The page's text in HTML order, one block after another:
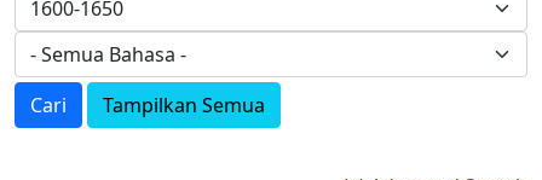
Cari Tampilkan Semua